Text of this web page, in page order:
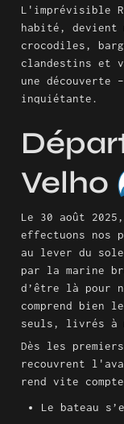
L'imprévisible
habité, devient
crocodiles,
clandestins et
une
inquiétante.
Velho
Le 30 août
effectuons nos
au lever du
par la marine
d’être là pour
comprend bien
seuls, livrés à
Dès les
recouvrent
rend vite
Le bateau